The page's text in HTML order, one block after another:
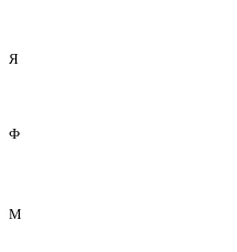
Я
Ф
М